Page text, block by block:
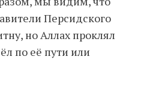
Персидского
но Аллах проклял
по её пути или